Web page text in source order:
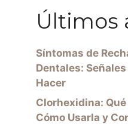
Últimos
Síntomas de
Dentales:
Hacer
Clorhexidina: Qué
Cómo Usarla y